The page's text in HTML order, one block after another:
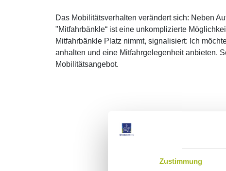
Zustimmung
Das Mobilitätsverhalten verändert sich: Neben
"Mitfahrbänkle“ ist eine unkomplizierte
Mitfahrbänkle Platz nimmt, signalisiert: Ich
anhalten und eine Mitfahrgelegenheit anbieten.
Mobilitätsangebot.